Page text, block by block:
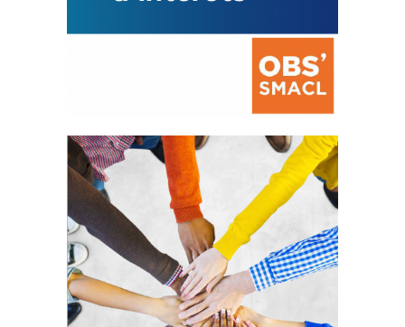
La prévention des conflits
d’intérêts
18 septembre 2023
FEUILLETER